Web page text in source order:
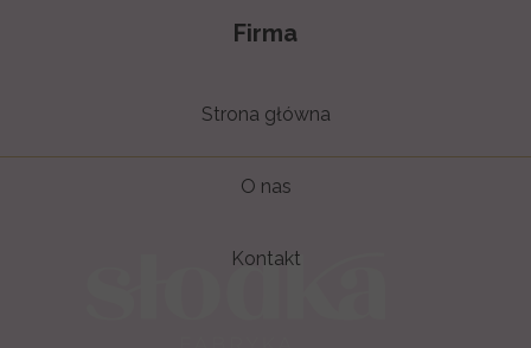
Firma
Strona główna
O nas
Kontakt